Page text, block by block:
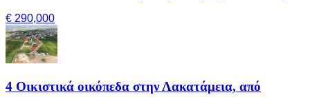
€ 290,000
4 Οικιστικά οικόπεδα στην Λακατάμεια, από